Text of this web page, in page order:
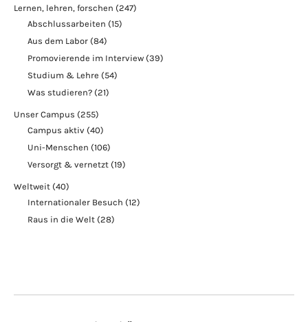
Lernen, lehren, forschen (247)
Abschlussarbeiten (15)
Aus dem Labor (84)
Promovierende im Interview (39)
Studium & Lehre (54)
Was studieren? (21)
Unser Campus (255)
Campus aktiv (40)
Uni-Menschen (106)
Versorgt & vernetzt (19)
Weltweit (40)
Internationaler Besuch (12)
Raus in die Welt (28)